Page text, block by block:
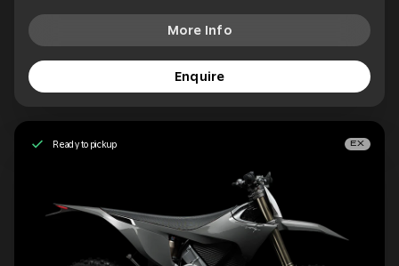
More Info
Enquire
Ready to pickup EX